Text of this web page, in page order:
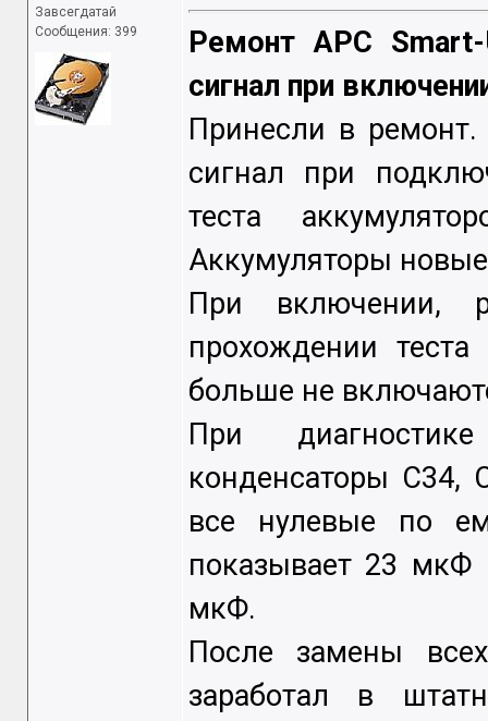
Завсегдатай
Сообщения: 399
Ремонт APC
сигнал при
Принесли в
сигнал при
теста
Аккумуляторы
При включении,
прохождении
больше не
При
конденсаторы
все нулевые по
показывает 23
мкФ.
После замены
заработал в